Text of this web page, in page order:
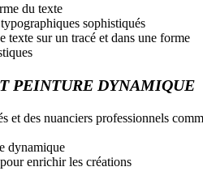
du texte
sophistiqués
texte sur un tracé et dans une forme
PEINTURE DYNAMIQUE
et des nuanciers professionnels
dynamique
enrichir les créations